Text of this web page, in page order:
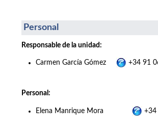
Personal
Responsable de la unidad:
Carmen García Gómez +34 91
Personal:
Elena Manrique Mora +34